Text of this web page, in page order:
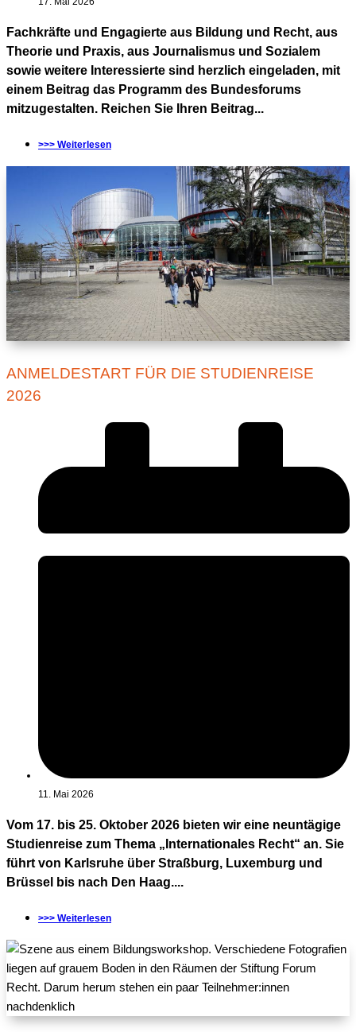
Fachkräfte und Engagierte aus Bildung und Recht, aus
Theorie und Praxis, aus Journalismus und Sozialem
sowie weitere Interessierte sind herzlich eingeladen, mit
einem Beitrag das Programm des Bundesforums
mitzugestalten. Reichen Sie Ihren Beitrag...
>>> Weiterlesen
ANMELDESTART FÜR DIE STUDIENREISE
2026
11. Mai 2026
Vom 17. bis 25. Oktober 2026 bieten wir eine neuntägige
Studienreise zum Thema „Internationales Recht“ an. Sie
führt von Karlsruhe über Straßburg, Luxemburg und
Brüssel bis nach Den Haag....
>>> Weiterlesen